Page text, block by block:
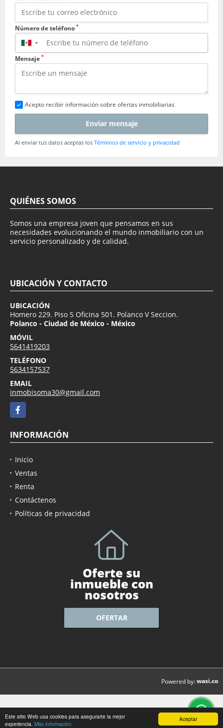
Aceptar
Este sitio Web usa cookies para asegurarte la mejor
experiencia. Más información
Número de teléfono *
▼
Mensaje *
Acepto recibir información sobre ofertas inmobiliarias
Enviar mensaje
Al enviar tus datos aceptas los Términos de servicio y privacidad
QUIÉNES SOMOS
Somos una empresa joven que pensamos en sus
necesidades evolucionando el mundo inmobiliario con un
servicio personalizado y de calidad.
UBICACIÓN Y CONTACTO
UBICACIÓN
Homero 229. Piso 5 Oficina 501. Polanco V Seccion.
Polanco - Ciudad de México - México
MÓVIL
5641419203
TELÉFONO
5634157537
EMAIL
inmobisoma30@gmail.com
Facebook
INFORMACIÓN
Inicio
Ventas
Renta
Contáctenos
Políticas de privacidad
Oferte su
inmueble con
nosotros
OFERTAR
Powered by:wasi.co